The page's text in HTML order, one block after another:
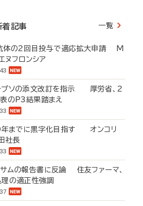
着記事 一覧
体の2回目投与で適応拡大申請 M
ヌフロンシア
プソの添文改訂を指示 厚労省、2
のP3結果踏まえ
までに黒字化目指す オンコリ
社長
サムの報告書に反論 住友ファーマ、
の適正性強調